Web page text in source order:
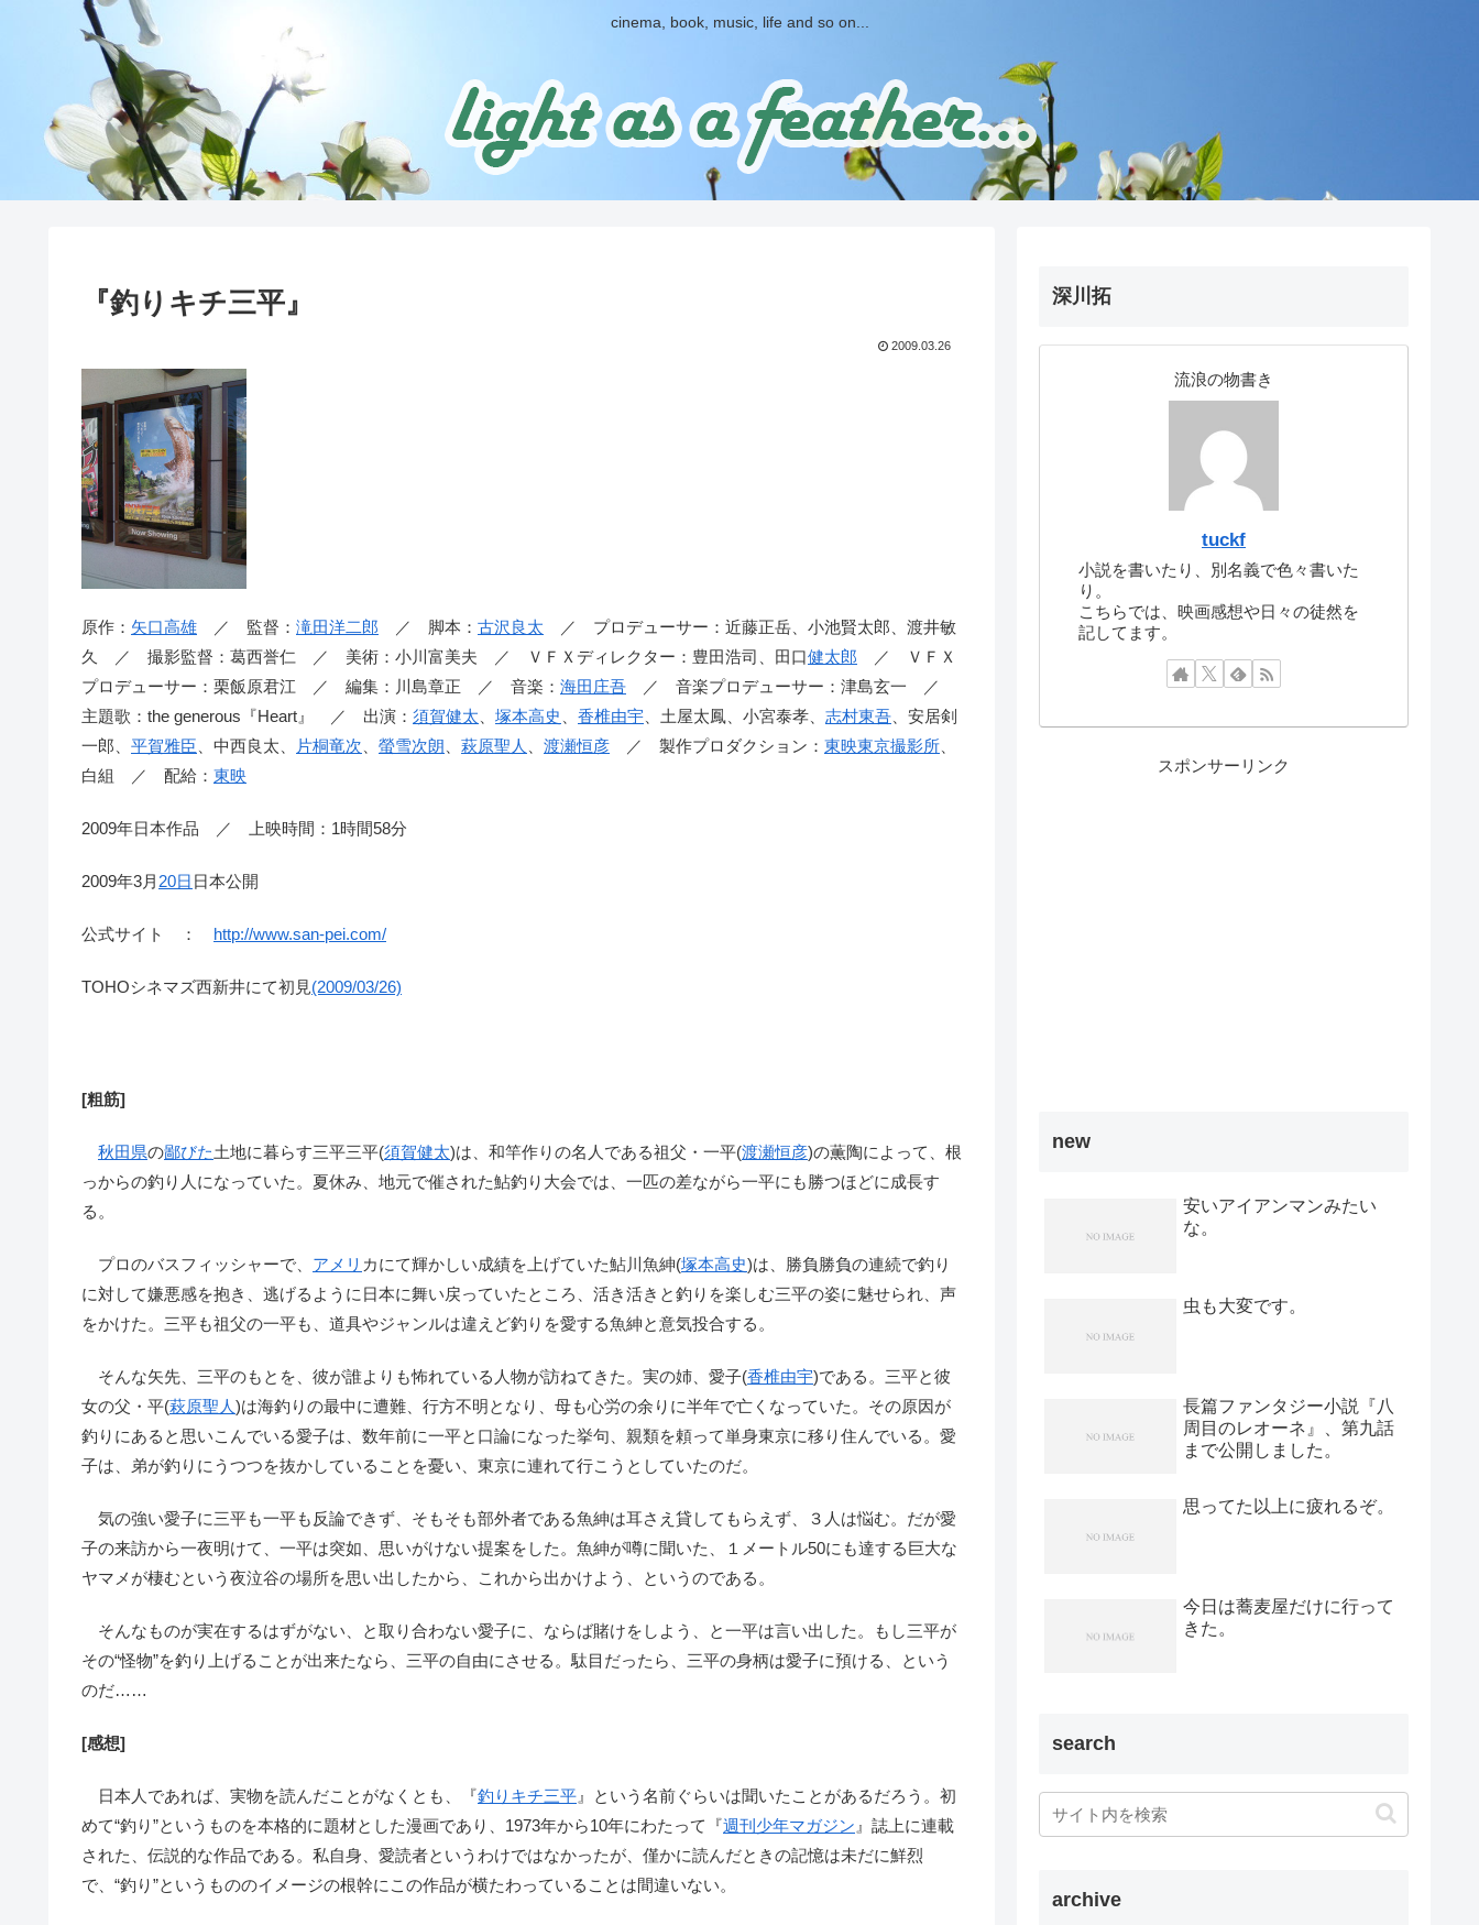
cinema, book, music, life and so on...
『釣りキチ三平』
2009.03.26
原作： 矢口高雄 ／ 監督： 滝田洋二郎 ／ 脚本： 古沢良太 ／ プロデューサー：近藤正岳、小池賢太郎、渡井敏
久 ／ 撮影監督：葛西誉仁 ／ 美術：小川富美夫 ／ ＶＦＸディレクター：豊田浩司、田口健太郎 ／ ＶＦＸ
プロデューサー：栗飯原君江 ／ 編集：川島章正 ／ 音楽： 海田庄吾 ／ 音楽プロデューサー：津島玄一 ／
主題歌：the generous『Heart』 ／ 出演： 須賀健太 塚本高史 香椎由宇 、土屋太鳳、小宮泰孝、 志村東吾 、安居剣
一郎、 平賀雅臣 、中西良太、 片桐竜次 螢雪次朗 萩原聖人 渡瀬恒彦 ／ 製作プロダクション： 東映東京撮影所
白組 ／ 配給： 東映
2009年日本作品 ／ 上映時間：1時間58分
2009年3月 20日 日本公開
公式サイト ： http://www.san-pei.com/
TOHOシネマズ西新井にて初見(2009/03/26)
[粗筋]
秋田県の鄙びた土地に暮らす三平三平(須賀健太)は、和竿作りの名人である祖父・一平(渡瀬恒彦)の薫陶によって、根
っからの釣り人になっていた。夏休み、地元で催された鮎釣り大会では、一匹の差ながら一平にも勝つほどに成長す
る。
プロのバスフィッシャーで、 アメリ カにて輝かしい成績を上げていた鮎川魚紳(塚本高史)は、勝負勝負の連続で釣り
に対して嫌悪感を抱き、逃げるように日本に舞い戻っていたところ、活き活きと釣りを楽しむ三平の姿に魅せられ、声
をかけた。三平も祖父の一平も、道具やジャンルは違えど釣りを愛する魚紳と意気投合する。
そんな矢先、三平のもとを、彼が誰よりも怖れている人物が訪ねてきた。実の姉、愛子(香椎由宇)である。三平と彼
女の父・平(萩原聖人)は海釣りの最中に遭難、行方不明となり、母も心労の余りに半年で亡くなっていた。その原因が
釣りにあると思いこんでいる愛子は、数年前に一平と口論になった挙句、親類を頼って単身東京に移り住んでいる。愛
子は、弟が釣りにうつつを抜かしていることを憂い、東京に連れて行こうとしていたのだ。
気の強い愛子に三平も一平も反論できず、そもそも部外者である魚紳は耳さえ貸してもらえず、３人は悩む。だが愛
子の来訪から一夜明けて、一平は突如、思いがけない提案をした。魚紳が噂に聞いた、１メートル50にも達する巨大な
ヤマメが棲むという夜泣谷の場所を思い出したから、これから出かけよう、というのである。
そんなものが実在するはずがない、と取り合わない愛子に、ならば賭けをしよう、と一平は言い出した。もし三平が
その“怪物”を釣り上げることが出来たなら、三平の自由にさせる。駄目だったら、三平の身柄は愛子に預ける、という
のだ……
[感想]
日本人であれば、実物を読んだことがなくとも、『釣りキチ三平 』という名前ぐらいは聞いたことがあるだろう。初
めて“釣り”というものを本格的に題材とした漫画であり、1973年から10年にわたって『週刊少年マガジン 』誌上に連載
された、伝説的な作品である。私自身、愛読者というわけではなかったが、僅かに読んだときの記憶は未だに鮮烈
で、“釣り”というもののイメージの根幹にこの作品が横たわっていることは間違いない。
深川拓
流浪の物書き
tuckf
小説を書いたり、別名義で色々書いた
り。
こちらでは、映画感想や日々の徒然を
記してます。
スポンサーリンク
new
安いアイアンマンみたい
な。
虫も大変です。
長篇ファンタジー小説『八
周目のレオーネ』、第九話
まで公開しました。
思ってた以上に疲れるぞ。
今日は蕎麦屋だけに行って
きた。
search
archive